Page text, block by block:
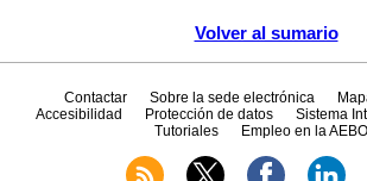
Volver al sumario
Contactar Sobre la sede electrónica
Accesibilidad
Protección de datos
Sistema
Tutoriales
Empleo en la